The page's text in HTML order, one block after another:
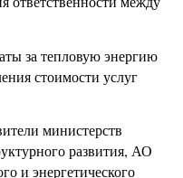
за тепловую энергию
стоимости услуг
министерств
развития, АО
и энергетического